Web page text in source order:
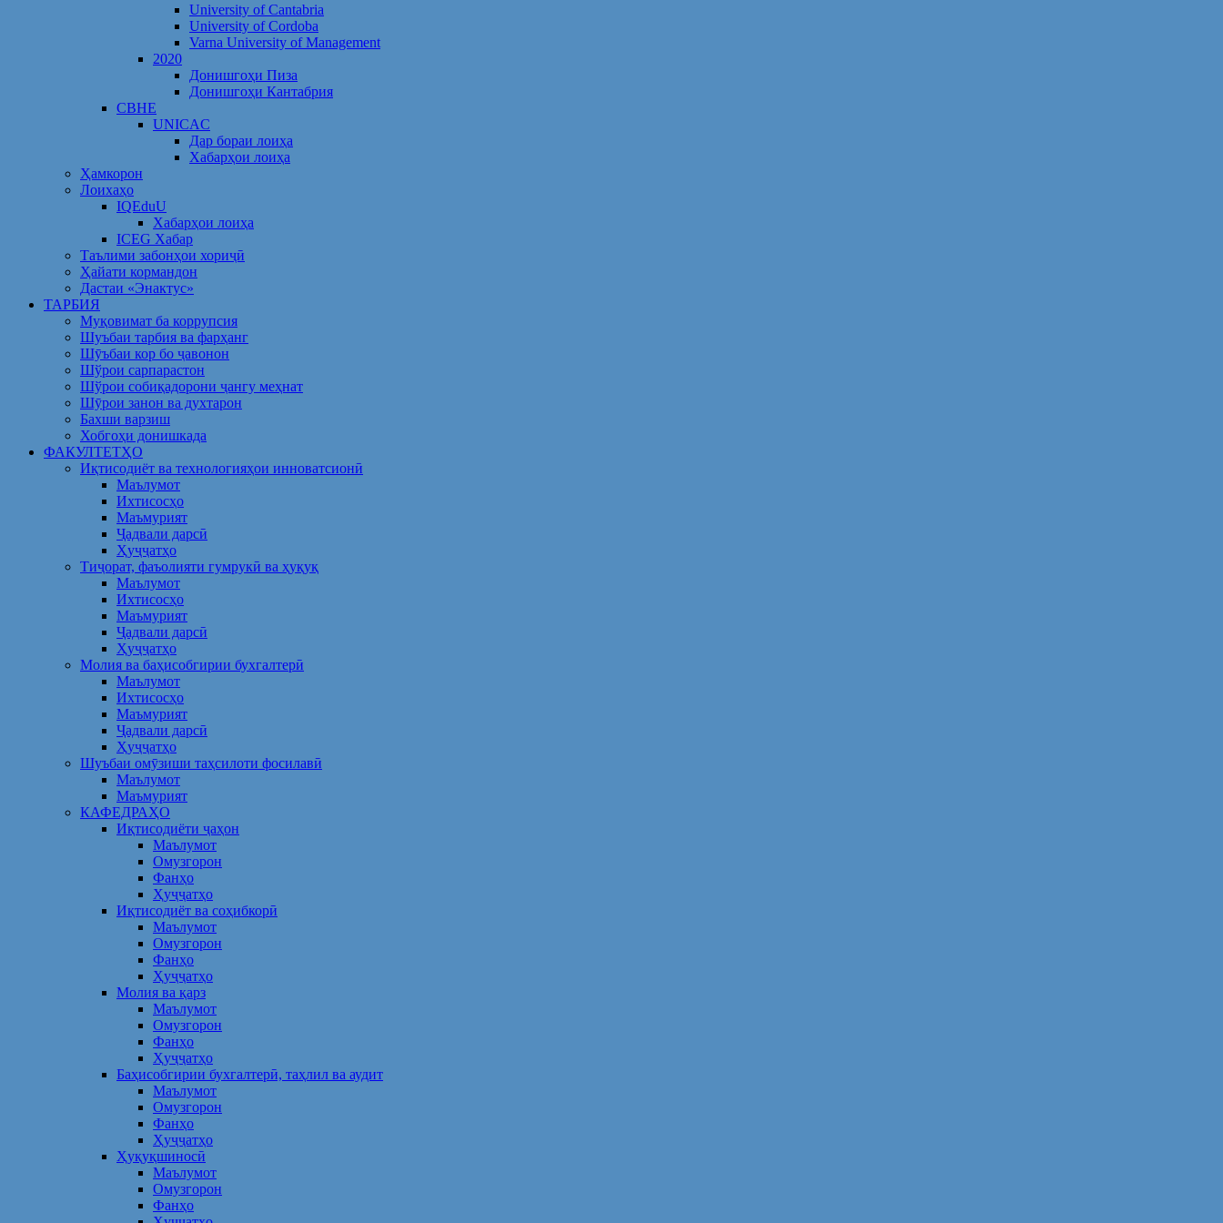
University of Cantabria
University of Cordoba
Varna University of Management
2020
Донишгоҳи Пиза
Донишгоҳи Кантабрия
CBHE
UNICAC
Дар бораи лоиҳа
Хабарҳои лоиҳа
Ҳамкорон
Лоихаҳо
IQEduU
Хабарҳои лоиҳа
ICEG Хабар
Таълими забонҳои хориҷӣ
Ҳайати кормандон
Дастаи «Энактус»
ТАРБИЯ
Муқовимат ба коррупсия
Шуъбаи тарбия ва фарҳанг
Шӯъбаи кор бо ҷавонон
Шўрои сарпарастон
Шўрои собиқадорони ҷангу меҳнат
Шӯрои занон ва духтарон
Бахши варзиш
Хобгоҳи донишкада
ФАКУЛТЕТҲО
Иқтисодиёт ва технологияҳои инноватсионӣ
Маълумот
Ихтисосҳо
Маъмурият
Ҷадвали дарсӣ
Ҳуҷҷатҳо
Тиҷорат, фаъолияти гумрукӣ ва ҳуқуқ
Маълумот
Ихтисосҳо
Маъмурият
Ҷадвали дарсӣ
Ҳуҷҷатҳо
Молия ва баҳисобгирии бухгалтерӣ
Маълумот
Ихтисосҳо
Маъмурият
Ҷадвали дарсӣ
Ҳуҷҷатҳо
Шуъбаи омӯзиши таҳсилоти фосилавӣ
Маълумот
Маъмурият
КАФЕДРАҲО
Иқтисодиёти ҷаҳон
Маълумот
Омузгорон
Фанҳо
Ҳуҷҷатҳо
Иқтисодиёт ва соҳибкорӣ
Маълумот
Омузгорон
Фанҳо
Ҳуҷҷатҳо
Молия ва қарз
Маълумот
Омузгорон
Фанҳо
Ҳуҷҷатҳо
Баҳисобгирии бухгалтерӣ, таҳлил ва аудит
Маълумот
Омузгорон
Фанҳо
Ҳуҷҷатҳо
Ҳуқуқшиносӣ
Маълумот
Омузгорон
Фанҳо